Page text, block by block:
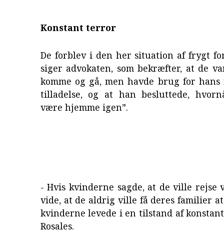
Konstant terror
De forblev i den her situation af frygt
siger advokaten, som bekræfter, at de
komme og gå, men havde brug for hans
tilladelse, og at han besluttede,
være hjemme igen”.
- Hvis kvinderne sagde, at de ville rejse
vide, at de aldrig ville få deres familier
kvinderne levede i en tilstand af
Rosales.